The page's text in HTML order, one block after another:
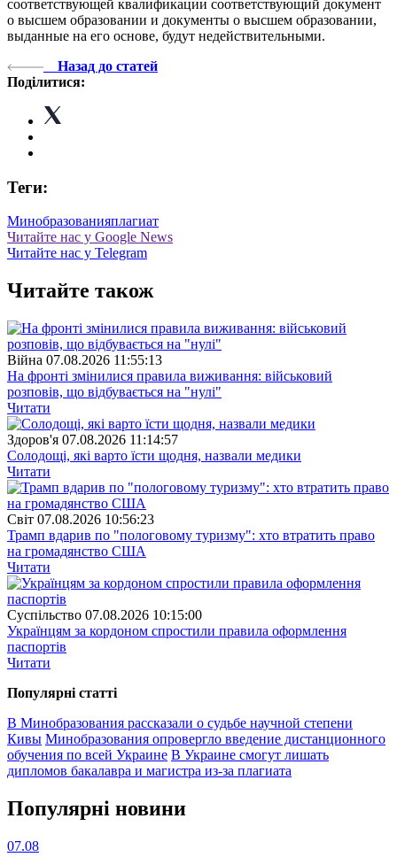
соответствующей квалификации соответствующий документ
о высшем образовании и документы о высшем образовании,
выданные на его основе, будут недействительными.
Назад до статей
Поділитися:
Теги:
Минобразованияплагиат
Читайте нас у Google News
Читайте нас у Telegram
Читайте також
Війна 07.08.2026 11:55:13
На фронті змінилися правила виживання: військовий
розповів, що відбувається на "нулі"
Читати
Здоров'я 07.08.2026 11:14:57
Солодощі, які варто їсти щодня, назвали медики
Читати
Свiт 07.08.2026 10:56:23
Трамп вдарив по "пологовому туризму": хто втратить право
на громадянство США
Читати
Суспiльство 07.08.2026 10:15:00
Українцям за кордоном спростили правила оформлення
паспортів
Читати
Популярнi статтi
В Минобразования рассказали о судьбе научной степени
Кивы Минобразования опровергло введение дистанционного
обучения по всей Украине В Украине смогут лишать
дипломов бакалавра и магистра из-за плагиата
Популярнi новини
07.08